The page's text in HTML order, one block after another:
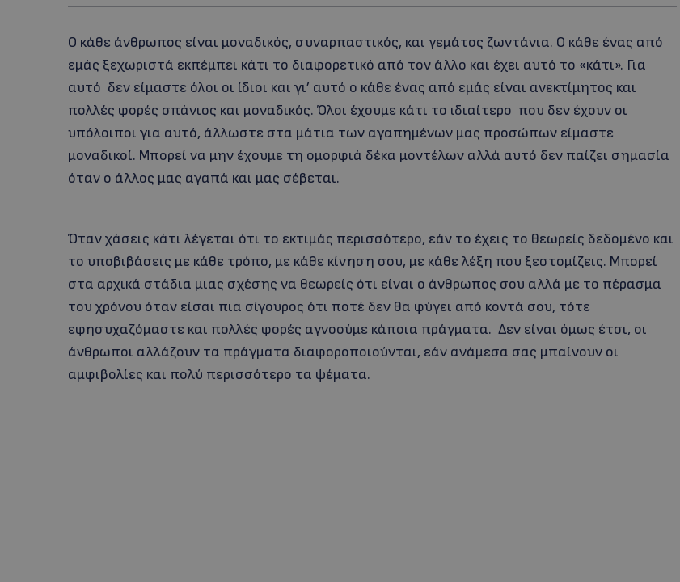
Ο κάθε άνθρωπος είναι μοναδικός, συναρπαστικός, και γεμάτος ζωντάνια. Ο κάθε ένας από
εμάς ξεχωριστά εκπέμπει κάτι το διαφορετικό από τον άλλο και έχει αυτό το «κάτι». Για
αυτό δεν είμαστε όλοι οι ίδιοι και γι’ αυτό ο κάθε ένας από εμάς είναι ανεκτίμητος και
πολλές φορές σπάνιος και μοναδικός. Όλοι έχουμε κάτι το ιδιαίτερο που δεν έχουν οι
υπόλοιποι για αυτό, άλλωστε στα μάτια των αγαπημένων μας προσώπων είμαστε
μοναδικοί. Μπορεί να μην έχουμε τη ομορφιά δέκα μοντέλων αλλά αυτό δεν παίζει σημασία
όταν ο άλλος μας αγαπά και μας σέβεται.
Όταν χάσεις κάτι λέγεται ότι το εκτιμάς περισσότερο, εάν το έχεις το θεωρείς δεδομένο και
το υποβιβάσεις με κάθε τρόπο, με κάθε κίνηση σου, με κάθε λέξη που ξεστομίζεις. Μπορεί
στα αρχικά στάδια μιας σχέσης να θεωρείς ότι είναι ο άνθρωπος σου αλλά με το πέρασμα
του χρόνου όταν είσαι πια σίγουρος ότι ποτέ δεν θα φύγει από κοντά σου, τότε
εφησυχαζόμαστε και πολλές φορές αγνοούμε κάποια πράγματα. Δεν είναι όμως έτσι, οι
άνθρωποι αλλάζουν τα πράγματα διαφοροποιούνται, εάν ανάμεσα σας μπαίνουν οι
αμφιβολίες και πολύ περισσότερο τα ψέματα.